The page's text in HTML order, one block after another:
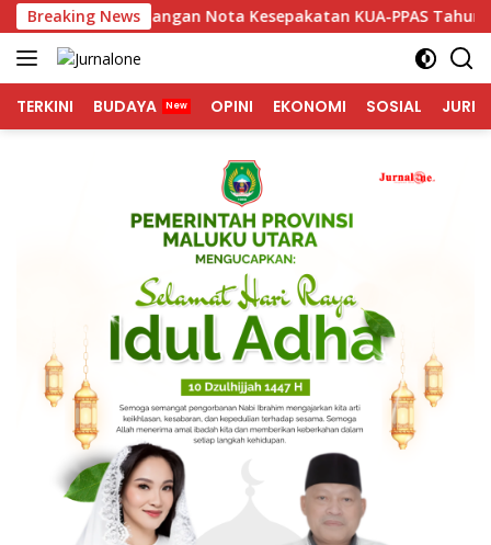
Langsung
ke
konten
Breaking News
Tangan Nota Kesepakatan KUA-PPAS Tahun 2027
TERKINI BUDAYA OPINI EKONOMI SOSIAL